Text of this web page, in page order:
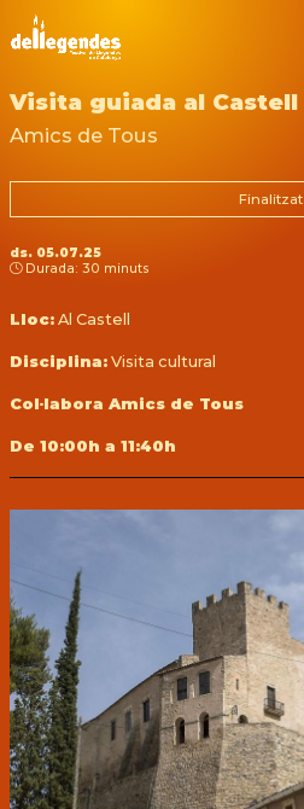
Visita guiada al Castell
Amics de Tous
Finalitzat
ds. 05.07.25
Durada: 30 minuts
Lloc: Al Castell
Disciplina: Visita cultural
Col·labora Amics de Tous
De 10:00h a 11:40h